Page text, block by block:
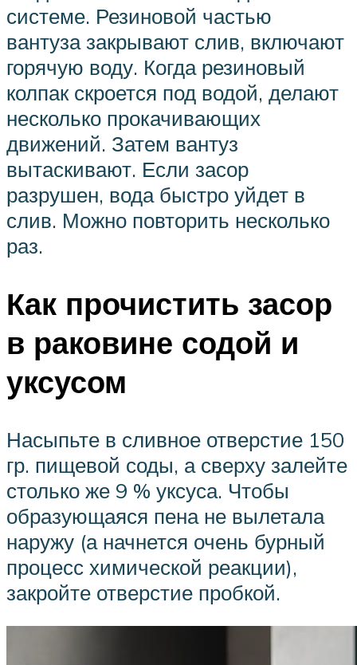
системе. Резиновой частью
вантуза закрывают слив, включают
горячую воду. Когда резиновый
колпак скроется под водой, делают
несколько прокачивающих
движений. Затем вантуз
вытаскивают. Если засор
разрушен, вода быстро уйдет в
слив. Можно повторить несколько
раз.
Как прочистить засор
в раковине содой и
уксусом
Насыпьте в сливное отверстие 150
гр. пищевой соды, а сверху залейте
столько же 9 % уксуса. Чтобы
образующаяся пена не вылетала
наружу (а начнется очень бурный
процесс химической реакции),
закройте отверстие пробкой.